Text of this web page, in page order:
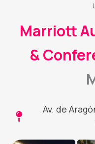
Marriott
&
Av. de